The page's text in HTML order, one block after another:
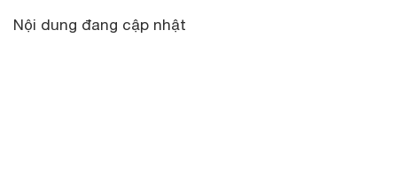
Nội dung đang cập nhật